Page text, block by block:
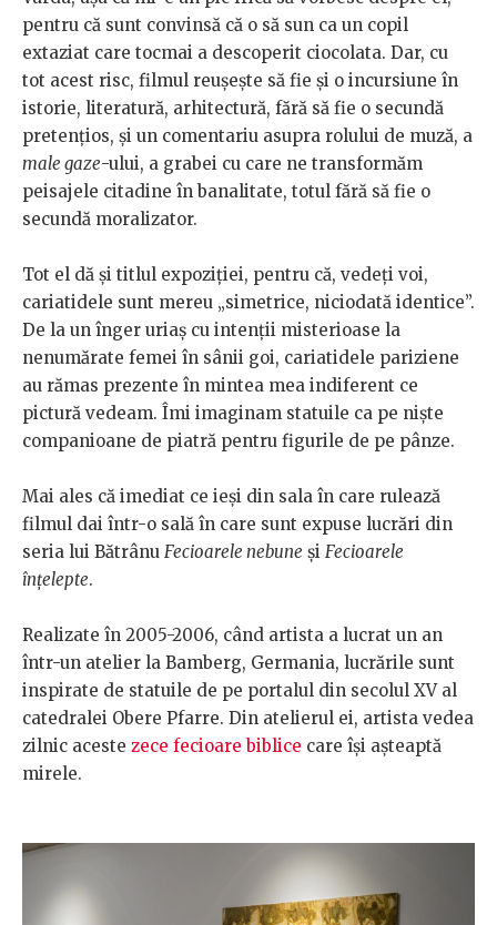
pentru că sunt convinsă că o să sun ca un copil
extaziat care tocmai a descoperit ciocolata. Dar, cu
tot acest risc, filmul reușește să fie și o incursiune în
istorie, literatură, arhitectură, fără să fie o secundă
pretențios, și un comentariu asupra rolului de muză, a
male gaze-ului, a grabei cu care ne transformăm
peisajele citadine în banalitate, totul fără să fie o
secundă moralizator.
Tot el dă și titlul expoziției, pentru că, vedeți voi,
cariatidele sunt mereu „simetrice, niciodată identice”.
De la un înger uriaș cu intenții misterioase la
nenumărate femei în sânii goi, cariatidele pariziene
au rămas prezente în mintea mea indiferent ce
pictură vedeam. Îmi imaginam statuile ca pe niște
companioane de piatră pentru figurile de pe pânze.
Mai ales că imediat ce ieși din sala în care rulează
filmul dai într-o sală în care sunt expuse lucrări din
seria lui Bătrânu Fecioarele nebune și Fecioarele
înțelepte.
Realizate în 2005-2006, când artista a lucrat un an
într-un atelier la Bamberg, Germania, lucrările sunt
inspirate de statuile de pe portalul din secolul XV al
catedralei Obere Pfarre. Din atelierul ei, artista vedea
zilnic aceste zece fecioare biblice care își așteaptă
mirele.